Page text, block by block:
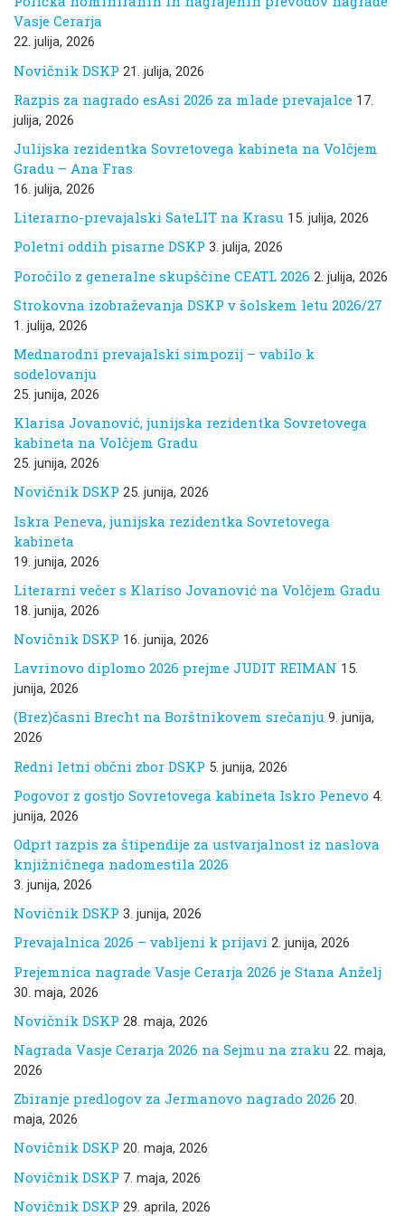
Vasje Cerarja
22. julija, 2026
Novičnik DSKP 21. julija, 2026
Razpis za nagrado esAsi 2026 za mlade prevajalce 17.
julija, 2026
Julijska rezidentka Sovretovega kabineta na Volčjem
Gradu – Ana Fras
16. julija, 2026
Literarno-prevajalski SateLIT na Krasu 15. julija, 2026
Poletni oddih pisarne DSKP 3. julija, 2026
Poročilo z generalne skupščine CEATL 2026 2. julija, 2026
Strokovna izobraževanja DSKP v šolskem letu 2026/27
1. julija, 2026
Mednarodni prevajalski simpozij – vabilo k
sodelovanju
25. junija, 2026
Klarisa Jovanović, junijska rezidentka Sovretovega
kabineta na Volčjem Gradu
25. junija, 2026
Novičnik DSKP 25. junija, 2026
Iskra Peneva, junijska rezidentka Sovretovega
kabineta
19. junija, 2026
Literarni večer s Klariso Jovanović na Volčjem Gradu
18. junija, 2026
Novičnik DSKP 16. junija, 2026
Lavrinovo diplomo 2026 prejme JUDIT REIMAN 15.
junija, 2026
(Brez)časni Brecht na Borštnikovem srečanju 9. junija,
2026
Redni letni občni zbor DSKP 5. junija, 2026
Pogovor z gostjo Sovretovega kabineta Iskro Penevo 4.
junija, 2026
Odprt razpis za štipendije za ustvarjalnost iz naslova
knjižničnega nadomestila 2026
3. junija, 2026
Novičnik DSKP 3. junija, 2026
Prevajalnica 2026 – vabljeni k prijavi 2. junija, 2026
Prejemnica nagrade Vasje Cerarja 2026 je Stana Anželj
30. maja, 2026
Novičnik DSKP 28. maja, 2026
Nagrada Vasje Cerarja 2026 na Sejmu na zraku 22. maja,
2026
Zbiranje predlogov za Jermanovo nagrado 2026 20.
maja, 2026
Novičnik DSKP 20. maja, 2026
Novičnik DSKP 7. maja, 2026
Novičnik DSKP 29. aprila, 2026